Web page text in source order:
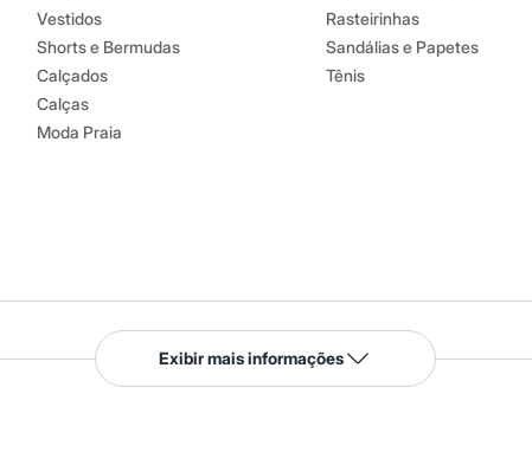
Vestidos
Shorts e Bermudas
Calçados
Calças
Moda Praia
Rasteirinhas
Sandálias e Papetes
Tênis
Serviços
Tipos de serviços
Exibir mais informações